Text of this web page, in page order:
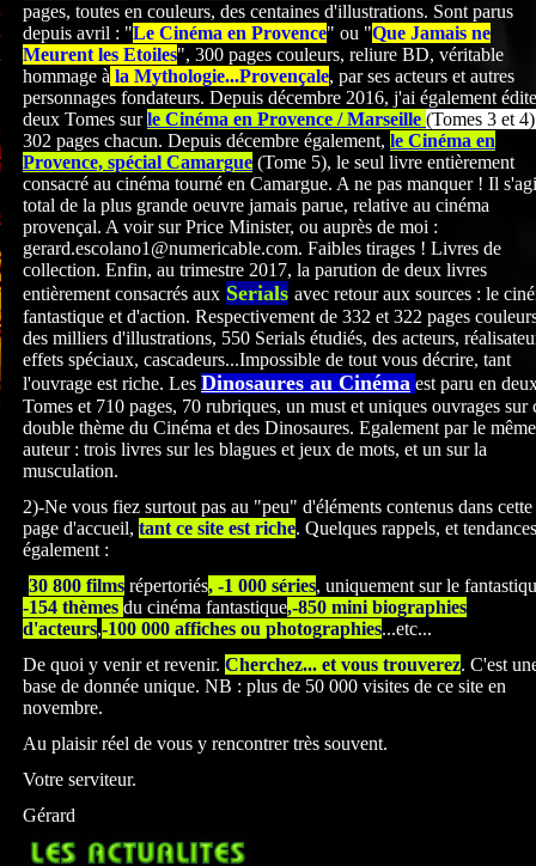
pages, toutes en couleurs, des centaines d'illustrations. Sont parus
depuis avril : "Le Cinéma en Provence" ou "Que Jamais ne
Meurent les Etoiles", 300 pages couleurs, reliure BD, véritable
hommage à la Mythologie...Provençale, par ses acteurs et autres
personnages fondateurs. Depuis décembre 2016, j'ai également
deux Tomes surle Cinéma en Provence / Marseille (Tomes 3 et 4)
302 pages chacun. Depuis décembre également, le Cinéma en
Provence, spécial Camargue (Tome 5), le seul livre entièrement
consacré au cinéma tourné en Camargue. A ne pas manquer ! Il
total de la plus grande oeuvre jamais parue, relative au cinéma
provençal. A voir sur Price Minister, ou auprès de moi :
gerard.escolano1@numericable.com. Faibles tirages ! Livres de
collection. Enfin, au trimestre 2017, la parution de deux livres
entièrement consacrés aux Serials avec retour aux sources : le
fantastique et d'action. Respectivement de 332 et 322 pages
des milliers d'illustrations, 550 Serials étudiés, des acteurs,
effets spéciaux, cascadeurs...Impossible de tout vous décrire, tant
l'ouvrage est riche. Les Dinosaures au Cinéma est paru en
Tomes et 710 pages, 70 rubriques, un must et uniques ouvrages sur
double thème du Cinéma et des Dinosaures. Egalement par le même
auteur : trois livres sur les blagues et jeux de mots, et un sur la
musculation.
2)-Ne vous fiez surtout pas au "peu" d'éléments contenus dans cette
page d'accueil, tant ce site est riche. Quelques rappels, et tendances
également :
-30 800 films répertoriés, -1 000 séries, uniquement sur le
-154 thèmes du cinéma fantastique,-850 mini biographies
d'acteurs,-100 000 affiches ou photographies...etc...
De quoi y venir et revenir. Cherchez... et vous trouverez. C'est
base de donnée unique. NB : plus de 50 000 visites de ce site en
novembre.
Au plaisir réel de vous y rencontrer très souvent.
Votre serviteur.
Gérard